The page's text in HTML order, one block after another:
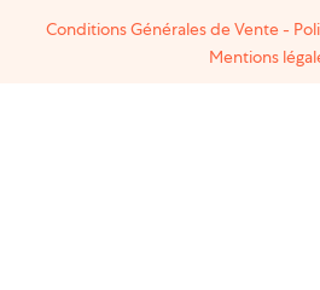
Conditions Générales de Vente-
Mentions